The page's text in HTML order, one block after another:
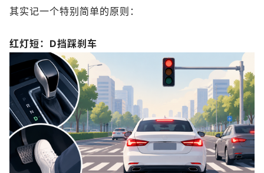
其实记一个特别简单的原则：
红灯短：D挡踩刹车